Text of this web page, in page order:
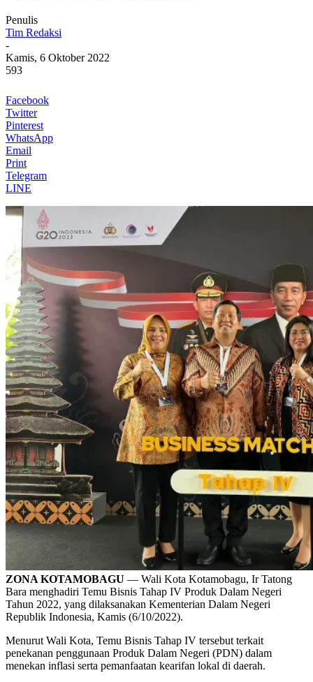
Penulis
Tim Redaksi
-
Kamis, 6 Oktober 2022
593
Facebook
Twitter
Pinterest
WhatsApp
Email
Print
Telegram
LINE
ZONA KOTAMOBAGU — Wali Kota Kotamobagu, Ir Tatong
Bara menghadiri Temu Bisnis Tahap IV Produk Dalam Negeri
Tahun 2022, yang dilaksanakan Kementerian Dalam Negeri
Republik Indonesia, Kamis (6/10/2022).
Menurut Wali Kota, Temu Bisnis Tahap IV tersebut terkait
penekanan penggunaan Produk Dalam Negeri (PDN) dalam
menekan inflasi serta pemanfaatan kearifan lokal di daerah.